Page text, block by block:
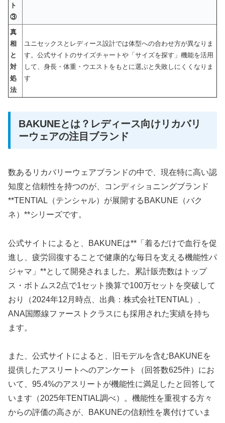
ト
③
真
相
と
対
処
法
ユニセックスとレディース設計では体型への合わせ方が異なりま
す。公式サイトのサイズチャートや「サイズを探す」機能を活用
して、身長・体重・ウエストをもとに選ぶと失敗しにくくなりま
す
BAKUNEとは？レディース向けリカバリ
ーウェアの注目ブランド
数あるリカバリーウェアブランドの中で、現在特に高い認
知度と信頼性を持つのが、コンディショニングブランド
**TENTIAL（テンシャル）が展開するBAKUNE（バク
ネ）**シリーズです。
公式サイトによると、BAKUNEは**「着るだけで血行を促
進し、疲労回復することで健康的な毎日を支える機能性パ
ジャマ」**として開発されました。累計販売数はトップ
ス・ボトムス2点で1セット換算で100万セットを突破して
おり（2024年12月時点、出典：株式会社TENTIAL）、
ANA国際線ファーストクラスにも採用された実績を持ち
ます。
また、公式サイトによると、旧モデルを含むBAKUNEを
提供したアスリートへのアンケート（回答数625件）にお
いて、95.4%のアスリートが機能性に満足したと回答して
います（2025年TENTIAL調べ）。機能性を重視する方々
からの評価の高さが、BAKUNEの信頼性を裏付けていま